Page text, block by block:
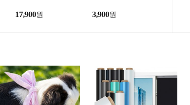
17,900원 3,900원